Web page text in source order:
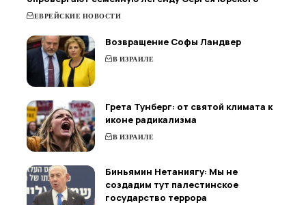
ЕВРЕЙСКИЕ НОВОСТИ
Возвращение Софы Ландвер
В ИЗРАИЛЕ
Грета Тунберг: от святой климата к
иконе радикализма
В ИЗРАИЛЕ
Биньямин Нетаниягу: Мы не
создадим тут палестинское
государство террора